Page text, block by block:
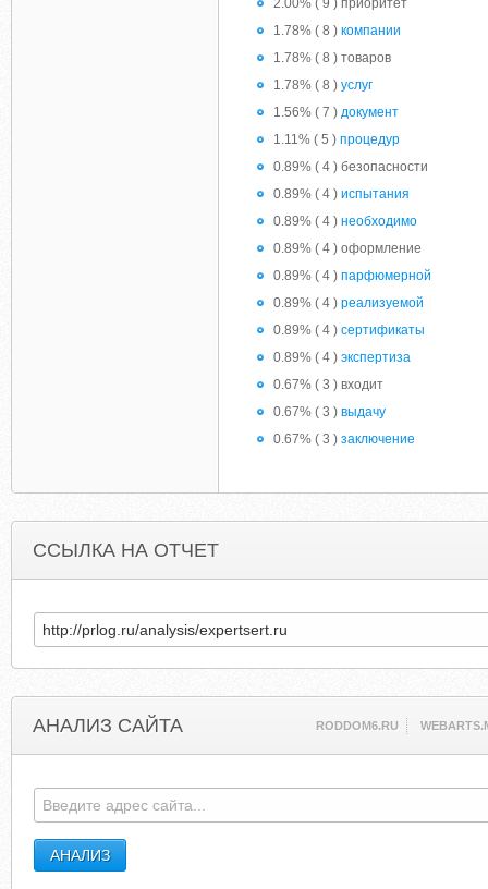
2.00% ( 9 ) приоритет
1.78% ( 8 ) компании
1.78% ( 8 ) товаров
1.78% ( 8 ) услуг
1.56% ( 7 ) документ
1.11% ( 5 ) процедур
0.89% ( 4 ) безопасности
0.89% ( 4 ) испытания
0.89% ( 4 ) необходимо
0.89% ( 4 ) оформление
0.89% ( 4 ) парфюмерной
0.89% ( 4 ) реализуемой
0.89% ( 4 ) сертификаты
0.89% ( 4 ) экспертиза
0.67% ( 3 ) входит
0.67% ( 3 ) выдачу
0.67% ( 3 ) заключение
ССЫЛКА НА ОТЧЕТ
АНАЛИЗ САЙТА RODDOM6.RU